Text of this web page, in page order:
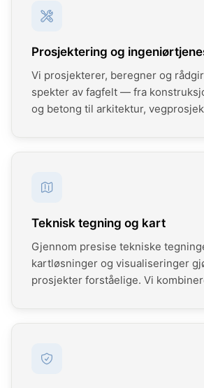
grunneieravklaringer. Vi arbeider i alle prosjektets
Prosjektering og
Vi prosjekterer, beregner og
spekter av fagfelt — fra
og betong til arkitektur,
verdikjeden fra konsesjonssøknad
Teknisk tegning og kart
Gjennom presise tekniske
kartløsninger og visualiseringer
prosjekter forståelige. Vi
grunnlagsdata og GIS-analyser til